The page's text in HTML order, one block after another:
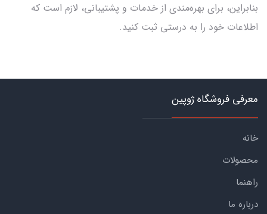
بنابراین، برای بهره‌مندی از خدمات و پشتیبانی، لازم است که
اطلاعات خود را به درستی ثبت کنید.
معرفی فروشگاه ژوپین
خانه
محصولات
راهنما
درباره ما